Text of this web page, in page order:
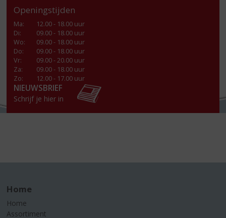
Openingstijden
Ma:
12.00 - 18.00 uur
Di:
09.00 - 18.00 uur
Wo:
09.00 - 18.00 uur
Do:
09.00 - 18.00 uur
Vr:
09.00 - 20.00 uur
Za:
09.00 - 18.00 uur
Zo:
12.00 - 17.00 uur
NIEUWSBRIEF
Schrijf je hier in
Home
Home
Assortiment